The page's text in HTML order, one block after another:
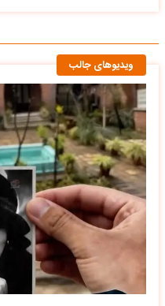
ویدیوهای جالب